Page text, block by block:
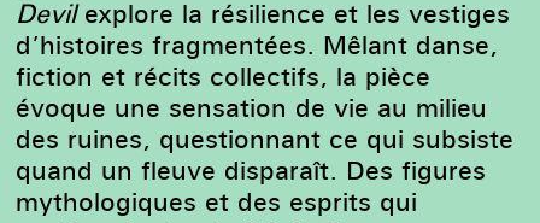
Devilexplore la résilience et les vestiges
d’histoires fragmentées. Mêlant danse,
fiction et récits collectifs, la pièce
évoque une sensation de vie au milieu
des ruines, questionnant ce qui subsiste
quand un fleuve disparaît. Des figures
mythologiques et des esprits qui